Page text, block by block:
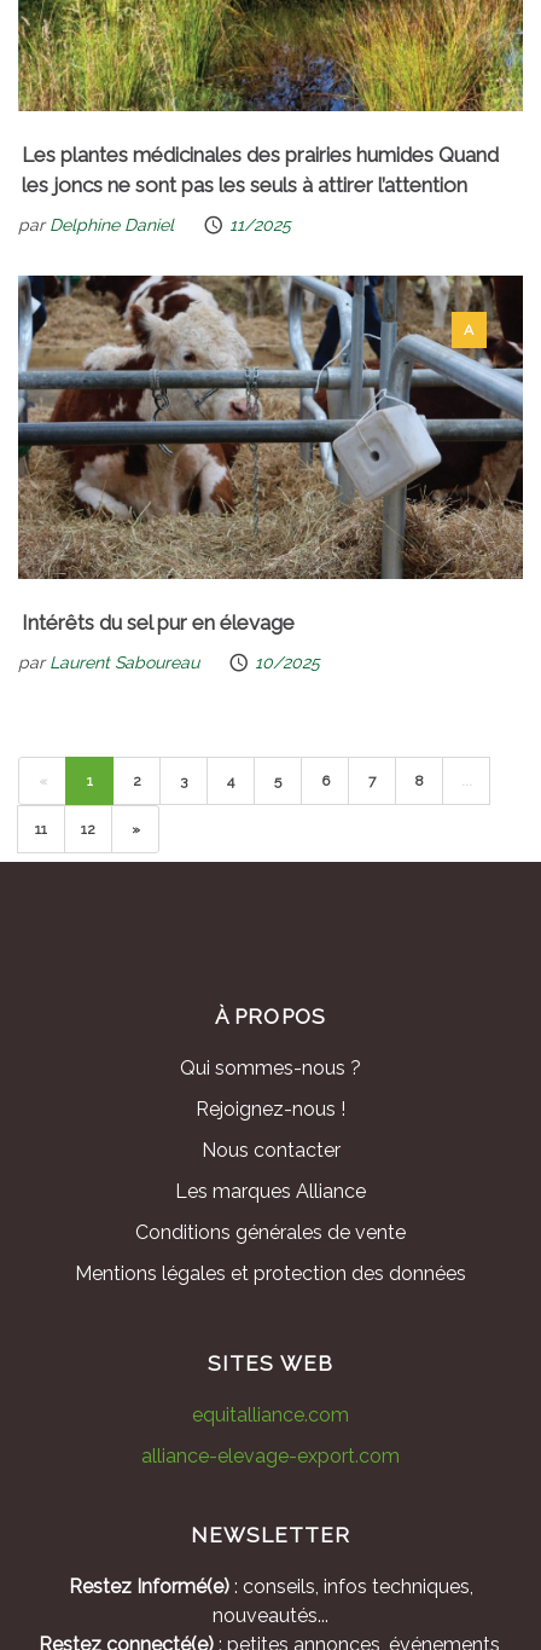
Les plantes médicinales des prairies humides Quand
les joncs ne sont pas les seuls à attirer l’attention
parDelphine Daniel 11/2025
A
Intérêts du sel pur en élevage
parLaurent Saboureau 10/2025
« 1 2 3 4 5 6 7 8 ...
11 12 »
À PROPOS
Qui sommes-nous ?
Rejoignez-nous !
Nous contacter
Les marques Alliance
Conditions générales de vente
Mentions légales et protection des données
SITES WEB
equitalliance.com
alliance-elevage-export.com
NEWSLETTER
Restez Informé(e): conseils, infos techniques,
nouveautés...
Restez connecté(e): petites annonces, événements,